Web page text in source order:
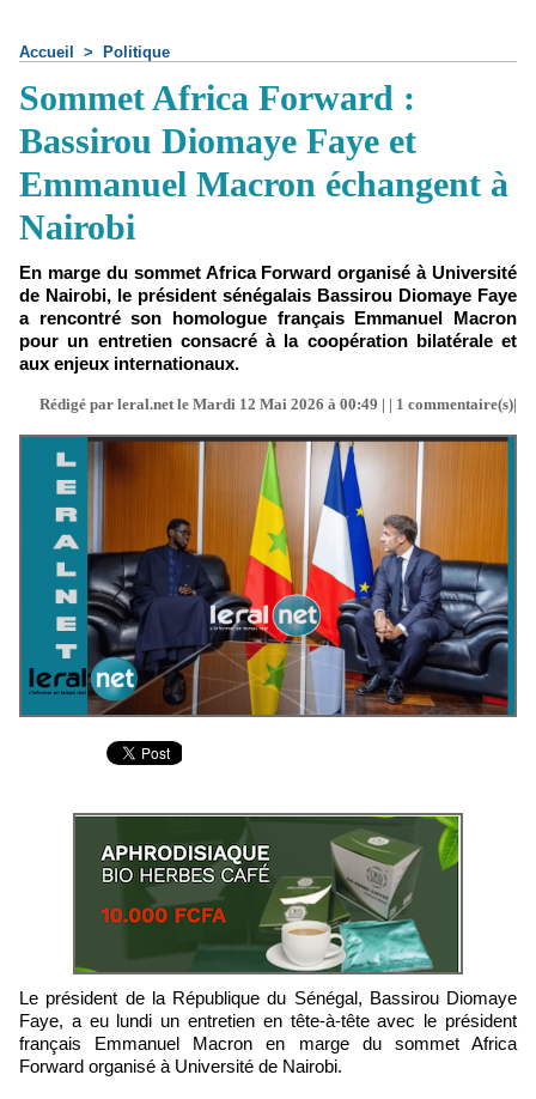
Accueil > Politique
Sommet Africa Forward :
Bassirou Diomaye Faye et
Emmanuel Macron échangent à
Nairobi
En marge du sommet Africa Forward organisé à Université
de Nairobi, le président sénégalais Bassirou Diomaye Faye
a rencontré son homologue français Emmanuel Macron
pour un entretien consacré à la coopération bilatérale et
aux enjeux internationaux.
Rédigé par leral.net le Mardi 12 Mai 2026 à 00:49 | | 1 commentaire(s)|
Le président de la République du Sénégal, Bassirou Diomaye
Faye, a eu lundi un entretien en tête-à-tête avec le président
français Emmanuel Macron en marge du sommet Africa
Forward organisé à Université de Nairobi.